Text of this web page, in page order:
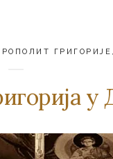
ГРИГОРИЈЕ